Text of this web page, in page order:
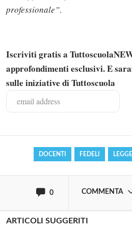
professionale”.
Iscriviti gratis a
approfondimenti esclusivi. E
sulle iniziative di Tuttoscuola
DOCENTI FEDELI
0 COMMENTA
Solo gli utenti
commentare!
ARTICOLI SUGGERITI